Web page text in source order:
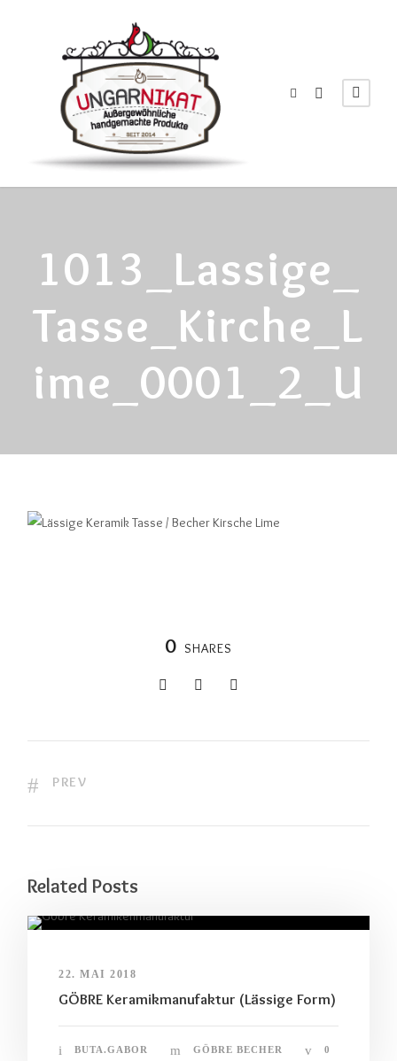
1013_Lassige_
Tasse_Kirche_L
Ime_0001_2_U
0 SHARES
PREV
Related Posts
22. MAI 2018
GÖBRE Keramikmanufaktur (Lässige Form)
BUTA.GABOR GÖBRE BECHER 0